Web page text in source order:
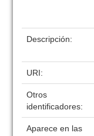
Descripción:
URI:
Otros
identificadores:
Aparece en las